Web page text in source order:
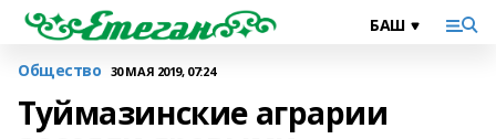
Общество 30 МАЯ 2019, 07:24
Туймазинские аграрии